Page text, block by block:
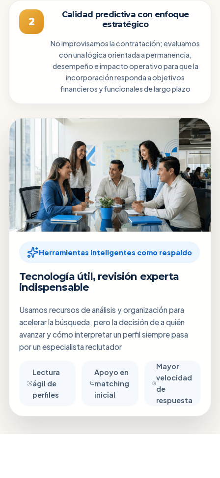
2
Calidad predictiva con enfoque
estratégico
No improvisamos la contratación; evaluamos
con una lógica orientada a permanencia,
desempeño e impacto operativo para que la
incorporación responda a objetivos
financieros y funcionales de largo plazo
Herramientas inteligentes como respaldo
Tecnología útil, revisión experta
indispensable
Usamos recursos de análisis y organización para
acelerar la búsqueda, pero la decisión de a quién
avanzar y cómo interpretar un perfil siempre pasa
por un especialista reclutador
Lectura
ágil de
perfiles
Apoyo en
matching
inicial
Mayor
velocidad
de
respuesta